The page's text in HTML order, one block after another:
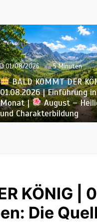
01/08/2026 5 Minuten
BALD KOMMT DER
01.08.2026 | Einführung
Monat |
August –
und Charakterbildung
KÖNIG |
Die